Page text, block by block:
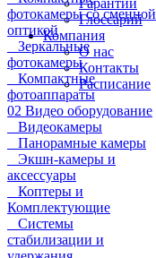
Гарантии
Глоссарий
Компания
О нас
Контакты
Расписание
фотокамеры со сменной
оптикой
Зеркальные
фотокамеры
Компактные
фотоаппараты
02 Видео оборудование
Видеокамеры
Панорамные камеры
Экшн-камеры и
аксессуары
Коптеры и
Комплектующие
Системы
стабилизации и